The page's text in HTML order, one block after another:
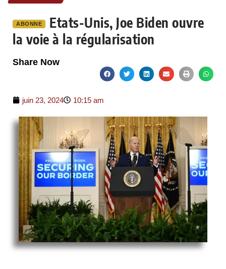
ABONNE
Etats-Unis, Joe Biden ouvre
la voie à la régularisation
Share Now
juin 23, 2024 10:15 am